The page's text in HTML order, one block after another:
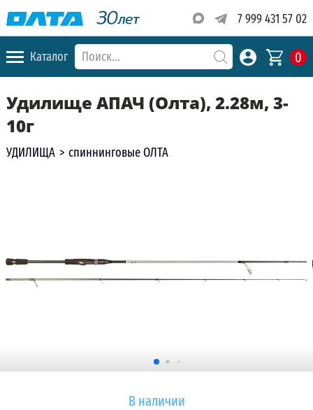
7 999 431 57 02
Каталог 0
Удилище АПАЧ (Олта), 2.28м, 3-
10г
УДИЛИЩА > спиннинговые ОЛТА
В наличии